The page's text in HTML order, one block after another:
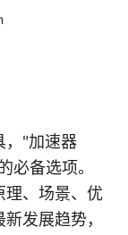
，"加速器
必备选项。
理、场景、优
发展趋势，